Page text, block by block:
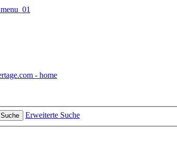
Suche Erweiterte Suche